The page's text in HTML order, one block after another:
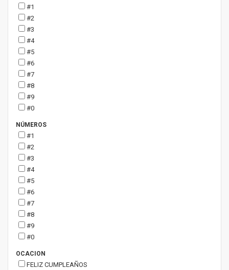
#1
#2
#3
#4
#5
#6
#7
#8
#9
#0
NÚMEROS
#1
#2
#3
#4
#5
#6
#7
#8
#9
#0
OCACION
FELIZ CUMPLEAÑOS